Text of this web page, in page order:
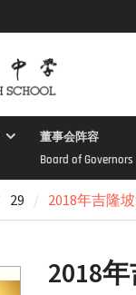
董事会阵容
Board of Governors
29 2018年吉隆
2018